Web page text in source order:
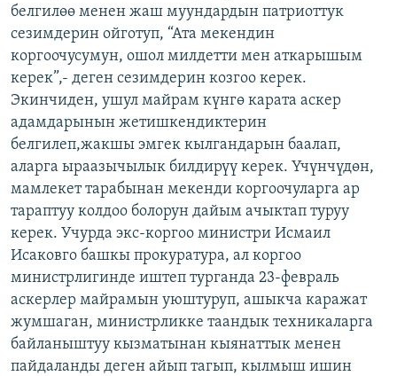
белгилөө менен жаш муундардын патриоттук
сезимдерин ойготуп, “Ата мекендин
коргоочусумун, ошол милдетти мен аткарышым
керек”,- деген сезимдерин козгоо керек.
Экинчиден, ушул майрам күнгө карата аскер
адамдарынын жетишкендиктерин
белгилеп,жакшы эмгек кылгандарын баалап,
аларга ыраазычылык билдирүү керек. Үчүнчүдөн,
мамлекет тарабынан мекенди коргоочуларга ар
тараптуу колдоо болорун дайым ачыктап туруу
керек. Учурда экс-коргоо министри Исмаил
Исаковго башкы прокуратура, ал коргоо
министрлигинде иштеп турганда 23-февраль
аскерлер майрамын уюштуруп, ашыкча каражат
жумшаган, министрликке таандык техникаларга
байланыштуу кызматынан кыянаттык менен
пайдаланды деген айып тагып, кылмыш ишин